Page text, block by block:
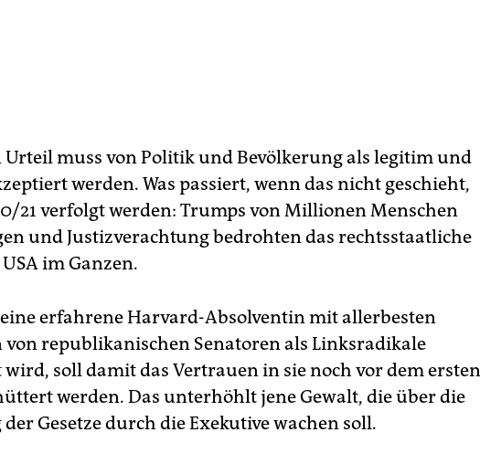
Urteil muss von Politik und Bevölkerung als legitim und
werden. Was passiert, wenn das nicht geschieht,
21 verfolgt werden: Trumps von Millionen Menschen
und Justizverachtung bedrohten das rechtsstaatliche
im Ganzen.
erfahrene Harvard-Absolventin mit allerbesten
von republikanischen Senatoren als Linksradikale
soll damit das Vertrauen in sie noch vor dem ersten
werden. Das unterhöhlt jene Gewalt, die über die
Gesetze durch die Exekutive wachen soll.